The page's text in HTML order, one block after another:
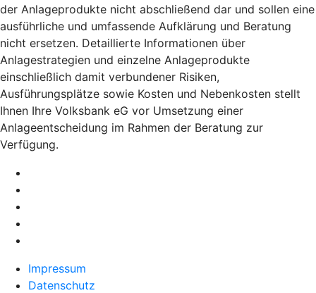
der Anlageprodukte nicht abschließend dar und sollen eine
ausführliche und umfassende Aufklärung und Beratung
nicht ersetzen. Detaillierte Informationen über
Anlagestrategien und einzelne Anlageprodukte
einschließlich damit verbundener Risiken,
Ausführungsplätze sowie Kosten und Nebenkosten stellt
Ihnen Ihre Volksbank eG vor Umsetzung einer
Anlageentscheidung im Rahmen der Beratung zur
Verfügung.
Impressum
Datenschutz